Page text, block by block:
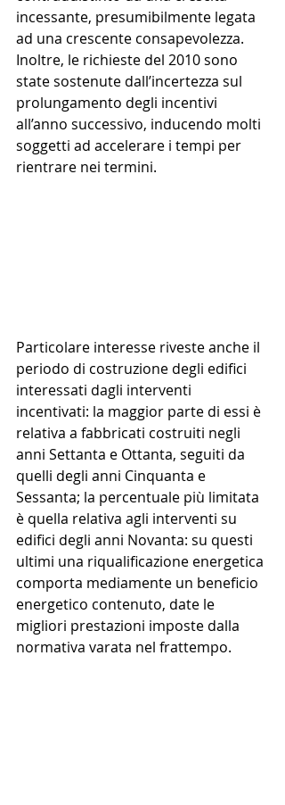
incessante, presumibilmente legata
ad una crescente consapevolezza.
Inoltre, le richieste del 2010 sono
state sostenute dall’incertezza sul
prolungamento degli incentivi
all’anno successivo, inducendo molti
soggetti ad accelerare i tempi per
rientrare nei termini.
Particolare interesse riveste anche il
periodo di costruzione degli edifici
interessati dagli interventi
incentivati: la maggior parte di essi è
relativa a fabbricati costruiti negli
anni Settanta e Ottanta, seguiti da
quelli degli anni Cinquanta e
Sessanta; la percentuale più limitata
è quella relativa agli interventi su
edifici degli anni Novanta: su questi
ultimi una riqualificazione energetica
comporta mediamente un beneficio
energetico contenuto, date le
migliori prestazioni imposte dalla
normativa varata nel frattempo.